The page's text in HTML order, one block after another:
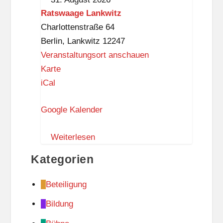
Ratswaage Lankwitz
Charlottenstraße 64
Berlin, Lankwitz 12247
Veranstaltungsort anschauen
KarteR
s
a
g
e
a
iCal
Google Kalender
Weiterlesen
Kategorien
Beteiligung
Bildung